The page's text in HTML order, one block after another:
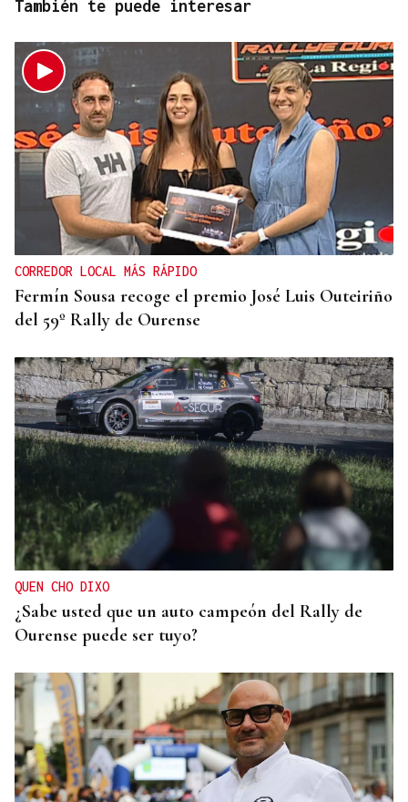
También te puede interesar
CORREDOR LOCAL MÁS RÁPIDO
Fermín Sousa recoge el premio José Luis Outeiriño
del 59º Rally de Ourense
QUEN CHO DIXO
¿Sabe usted que un auto campeón del Rally de
Ourense puede ser tuyo?